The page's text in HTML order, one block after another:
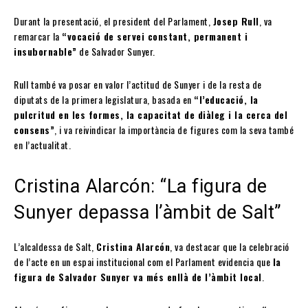
Durant la presentació, el president del Parlament,Josep Rull, va
remarcar la “vocació de servei constant, permanent i
insubornable” de Salvador Sunyer.
Rull també va posar en valor l’actitud de Sunyer i de la resta de
diputats de la primera legislatura, basada en “l’educació, la
pulcritud en les formes, la capacitat de diàleg i la cerca del
consens”, i va reivindicar la importància de figures com la seva també
en l’actualitat.
Cristina Alarcón: “La figura de
Sunyer depassa l’àmbit de Salt”
L’alcaldessa de Salt, Cristina Alarcón, va destacar que la celebració
de l’acte en un espai institucional com el Parlament evidencia que la
figura de Salvador Sunyer va més enllà de l’àmbit local.